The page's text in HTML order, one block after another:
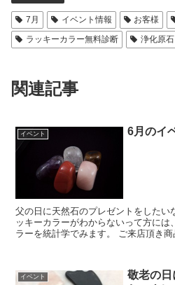
7月 イベント情報 お客様
ラッキーカラー無料診断
浄化原石
関連記事
イベント 6月のイ
父の日に天然石のプレゼントをしたい
ッキーカラーがわからないって方には
ラーを統計学でみます。 ご来店頂き商品ご購入の方に風水グッツ原
イベント
敬老の